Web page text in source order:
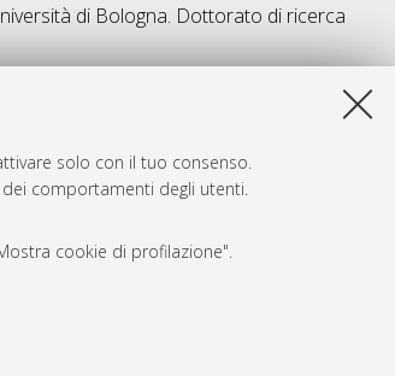
solo con il tuo consenso.
comportamenti degli utenti.
cookie di profilazione".
di Bologna. Dottorato di ricerca
il Thu Aug 6 20:50:51 2026 CEST.